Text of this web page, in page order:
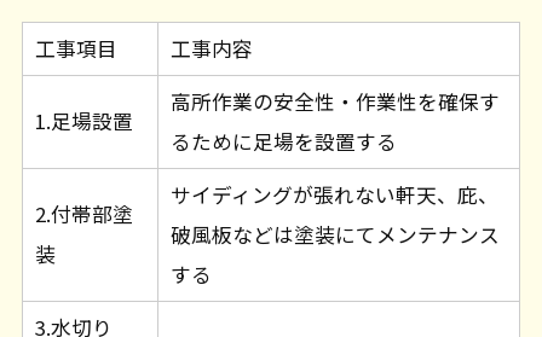
工事項目 工事内容
1.足場設置
高所作業の安全性・作業性を確保す
るために足場を設置する
2.付帯部塗
装
サイディングが張れない軒天、庇、
破風板などは塗装にてメンテナンス
する
3.水切り